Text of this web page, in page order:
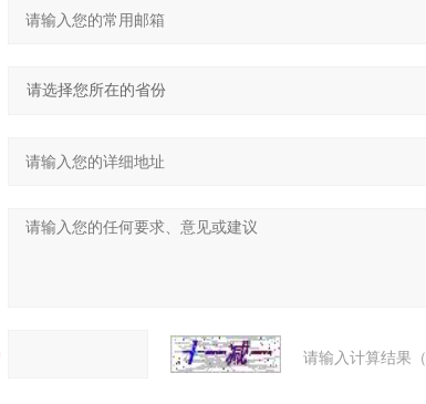
请输入计算结果